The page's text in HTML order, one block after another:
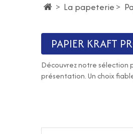
> La papeterie >
PAPIER KRAFT
Découvrez notre sélection
présentation. Un choix